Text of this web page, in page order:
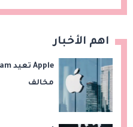
اهم الأخبار
مخالف